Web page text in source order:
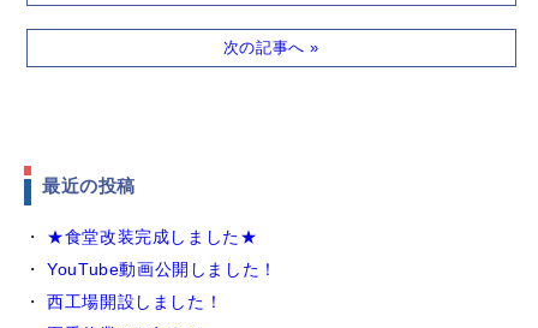
次の記事へ »
最近の投稿
★食堂改装完成しました★
YouTube動画公開しました！
西工場開設しました！